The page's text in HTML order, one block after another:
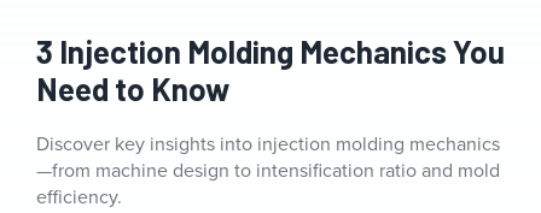
3 Injection Molding Mechanics You
Need to Know
Discover key insights into injection molding mechanics
—from machine design to intensification ratio and mold
efficiency.